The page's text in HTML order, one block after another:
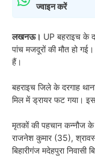
ज्वाइन करें
लखनऊ। UP बहराइच के
पांच मजदूरों की मौत हो
हैं।
बहराइच जिले के दरगाह
मिल में ड्रायर फट गया।
मृतकों की पहचान कन्नौज
राजनेश कुमार (35),
बिहारीगंज मदेहपुरा